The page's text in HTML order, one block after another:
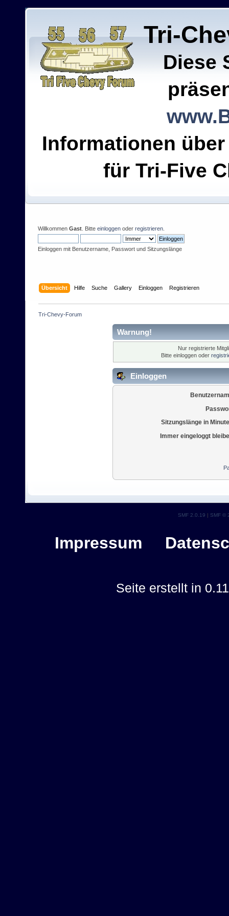
Tri-
Diese
Informationen
für Tri-Five
Willkommen Gast . Bitte einloggen oder registrieren
Einloggen mit Benutzername, Passwort und Sitzungslänge
Übersicht Hilfe Suche Gallery Einloggen Registrieren
Tri-Chevy-Forum
Warnung!
Nur registrierte
Bitte einloggen oder
Einloggen
Sitzungslänge in
Immer eingeloggt
SMF 2.0.19 | SMF ©
Impressum
Seite erstellt in